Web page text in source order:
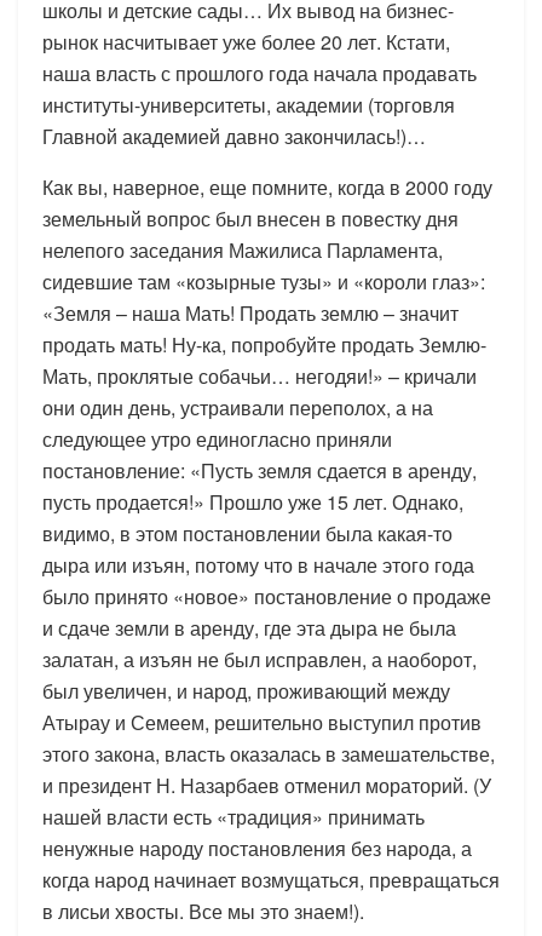
школы и детские сады… Их вывод на бизнес-
рынок насчитывает уже более 20 лет. Кстати,
наша власть с прошлого года начала продавать
институты-университеты, академии (торговля
Главной академией давно закончилась!)…
Как вы, наверное, еще помните, когда в 2000 году
земельный вопрос был внесен в повестку дня
нелепого заседания Мажилиса Парламента,
сидевшие там «козырные тузы» и «короли глаз»:
«Земля – наша Мать! Продать землю – значит
продать мать! Ну-ка, попробуйте продать Землю-
Мать, проклятые собачьи… негодяи!» – кричали
они один день, устраивали переполох, а на
следующее утро единогласно приняли
постановление: «Пусть земля сдается в аренду,
пусть продается!» Прошло уже 15 лет. Однако,
видимо, в этом постановлении была какая-то
дыра или изъян, потому что в начале этого года
было принято «новое» постановление о продаже
и сдаче земли в аренду, где эта дыра не была
залатан, а изъян не был исправлен, а наоборот,
был увеличен, и народ, проживающий между
Атырау и Семеем, решительно выступил против
этого закона, власть оказалась в замешательстве,
и президент Н. Назарбаев отменил мораторий. (У
нашей власти есть «традиция» принимать
ненужные народу постановления без народа, а
когда народ начинает возмущаться, превращаться
в лисьи хвосты. Все мы это знаем!).